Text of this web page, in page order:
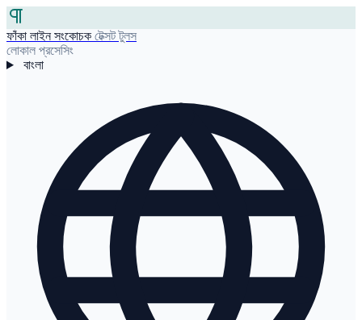
ফাঁকা লাইন সংকোচক টেক্সট টুলস
লোকাল প্রসেসিং
বাংলা